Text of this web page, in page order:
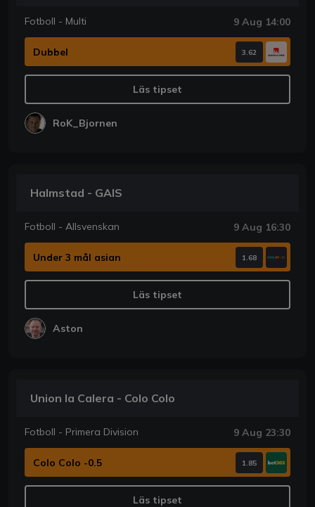
Fotboll - Multi 9 Aug 14:00
Dubbel 3.62
Läs tipset
RoK_Bjornen
Halmstad - GAIS
Fotboll - Allsvenskan 9 Aug 16:30
Under 3 mål asian 1.68
Läs tipset
Aston
Union la Calera - Colo Colo
Fotboll - Primera Division 9 Aug 23:30
Colo Colo -0.5 1.85
Läs tipset